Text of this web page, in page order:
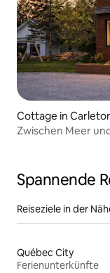
Cottage in
Zwischen Meer
Spannende
Reiseziele in der
Québec City
Ferienunterkünfte